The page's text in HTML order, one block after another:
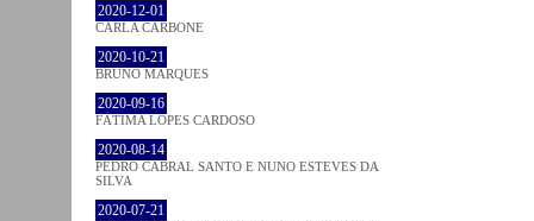
2020-12-01
CARLA CARBONE
2020-10-21
BRUNO MARQUES
2020-09-16
FÁTIMA LOPES CARDOSO
2020-08-14
PEDRO CABRAL SANTO E NUNO ESTEVES DA
SILVA
2020-07-21